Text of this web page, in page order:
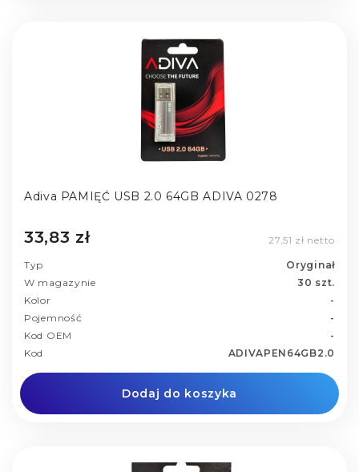
Adiva PAMIĘĆ USB 2.0 64GB ADIVA 0278
33,83 zł 27,51 zł netto
Typ
Oryginał
W magazynie
30 szt.
Kolor
-
Pojemność
-
Kod OEM
-
Kod
ADIVAPEN64GB2.0
Dodaj do koszyka